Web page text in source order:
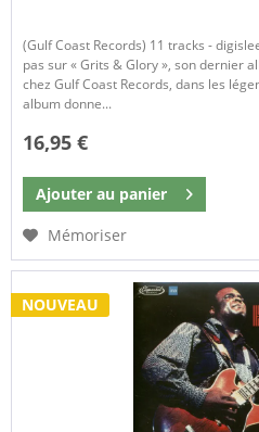
(Gulf Coast Records) 11 tracks -
pas sur « Grits & Glory », son dernier
chez Gulf Coast Records, dans les
album donne...
16,95 €
Ajouter au panier
Mémoriser
NOUVEAU